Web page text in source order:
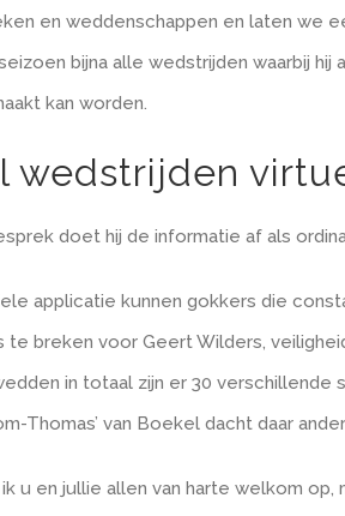
en weddenschappen en laten we
bijna alle wedstrijden waarbij
kan worden.
wedstrijden
doet hij de informatie af als
applicatie kunnen gokkers die
te breken voor Geert Wilders,
in totaal zijn er 30
Thomas’ van Boekel dacht daar
ik u en jullie allen van harte welkom